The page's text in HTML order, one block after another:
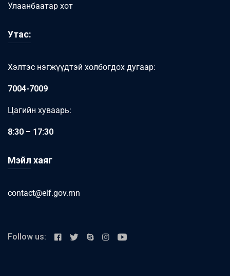
Улаанбаатар хот
Утас:
Хэлтэс нэгжүүдтэй холбогдох дугаар:
7004-7009
Цагийн хуваарь:
8:30 – 17:30
Мэйл хаяг
contact@elf.gov.mn
Follow us: